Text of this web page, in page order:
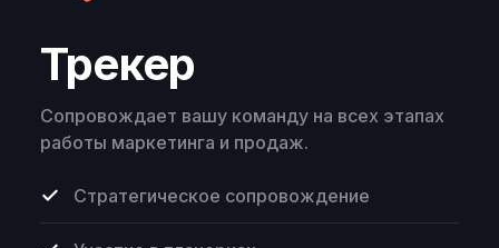
Трекер
Сопровождает вашу команду на всех этапах
работы маркетинга и продаж.
Стратегическое сопровождение